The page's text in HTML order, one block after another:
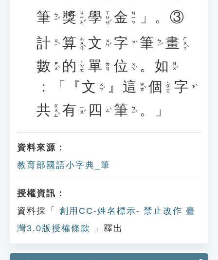
筆 ㄅㄧˇ 獎 ㄐㄧㄤˇ 學 ㄒㄩㄝˊ 金 ㄐㄧㄣ
」。③
計 ㄐㄧˋ 算 ㄙㄨㄢˋ 文 ㄨㄣˊ 字 ㄗˋ 筆 ㄅㄧˇ 畫 ㄏㄨㄚˋ
數 ㄕㄨˋ 的 ˙ㄉㄜ 單 ㄉㄢ 位 ㄨㄟˋ 。 如 ㄖㄨˊ
：「 『文 ㄨㄣˊ 』 這 ㄓㄜˋ 個 ˙ㄍㄜ 字 ㄗˋ
共 ㄍㄨㄥˋ 有 ㄧㄡˇ 四 ㄙˋ 筆 ㄅㄧˇ 。」
資料來源：
教育部國語小字典_筆
授權資訊：
資料採「
創用CC-姓名標示- 禁止改作 臺
灣3.0版授權條款
」釋出